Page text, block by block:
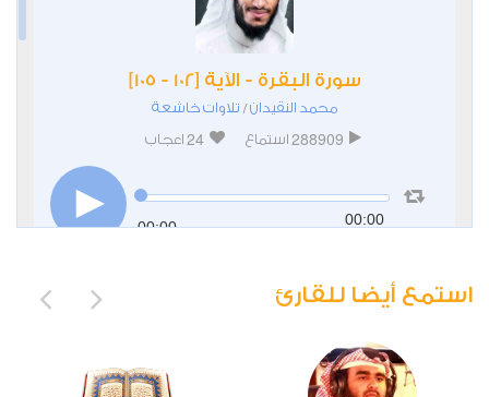
سورة البقرة - الآية [102 - 105]
محمد النقيدان/ تلاوات خاشعة
288909 استماع 24 اعجاب
00:00 00:00
استمع أيضا للقارئ